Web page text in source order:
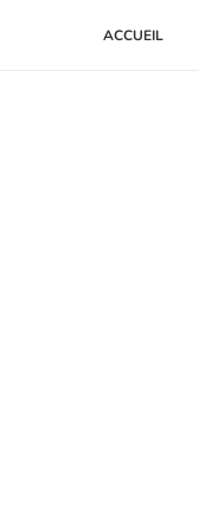
ACCUEIL